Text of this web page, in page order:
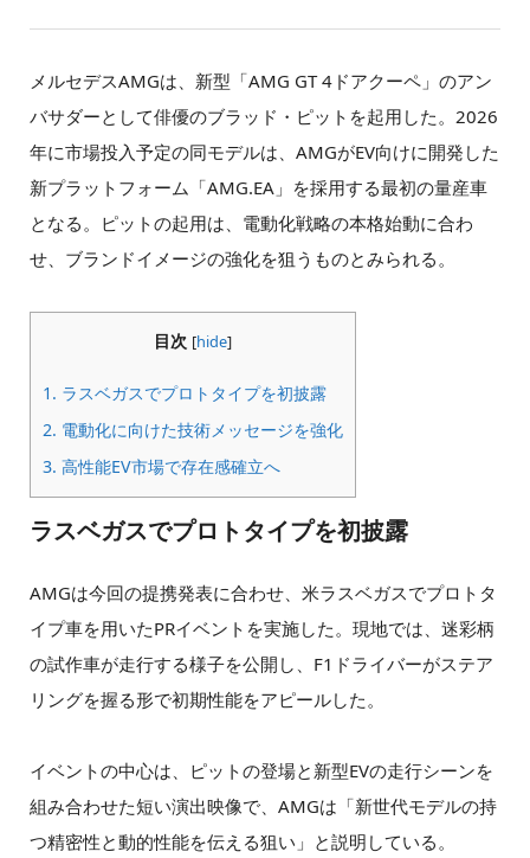
メルセデスAMGは、新型「AMG GT 4ドアクーペ」のアン
バサダーとして俳優のブラッド・ピットを起用した。2026
年に市場投入予定の同モデルは、AMGがEV向けに開発した
新プラットフォーム「AMG.EA」を採用する最初の量産車
となる。ピットの起用は、電動化戦略の本格始動に合わ
せ、ブランドイメージの強化を狙うものとみられる。
目次 [hide]
1. ラスベガスでプロトタイプを初披露
2. 電動化に向けた技術メッセージを強化
3. 高性能EV市場で存在感確立へ
ラスベガスでプロトタイプを初披露
AMGは今回の提携発表に合わせ、米ラスベガスでプロトタ
イプ車を用いたPRイベントを実施した。現地では、迷彩柄
の試作車が走行する様子を公開し、F1ドライバーがステア
リングを握る形で初期性能をアピールした。
イベントの中心は、ピットの登場と新型EVの走行シーンを
組み合わせた短い演出映像で、AMGは「新世代モデルの持
つ精密性と動的性能を伝える狙い」と説明している。